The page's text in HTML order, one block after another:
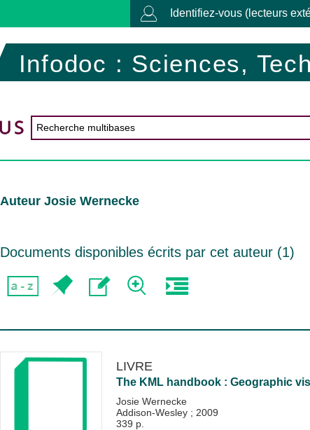
Identifiez-vous (lecteurs
Infodoc : Sciences,
Auteur Josie Wernecke
Documents disponibles écrits par cet auteur (1)
LIVRE
The KML handbook : Geographic
Josie Wernecke
Addison-Wesley ; 2009
339 p.